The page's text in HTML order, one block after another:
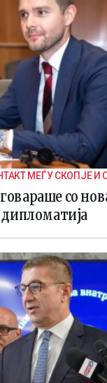
МЕЃУ СКОПЈЕ И
со
дипломатија